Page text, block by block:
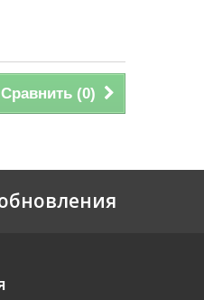
Сравнить (0)